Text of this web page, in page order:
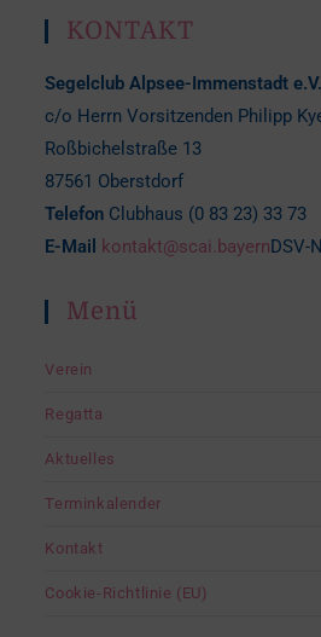
KONTAKT
Segelclub Alpsee-Immenstadt e.V.
c/o Herrn Vorsitzenden Philipp
Roßbichelstraße 13
87561 Oberstdorf
Telefon Clubhaus (0 83 23) 33 73
E-Mail
kontakt@scai.bayernDSV-
Menü
Verein
Regatta
Aktuelles
Terminkalender
Kontakt
Cookie-Richtlinie (EU)